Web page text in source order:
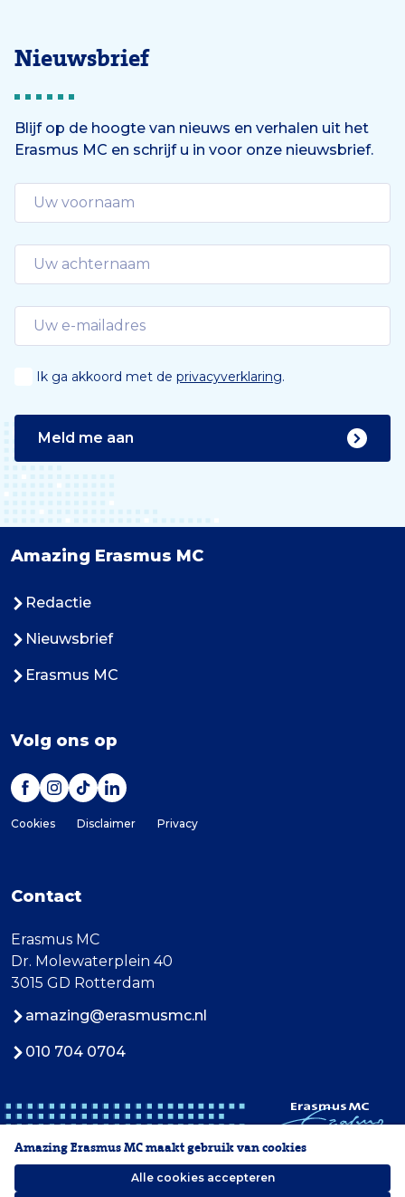
Nieuwsbrief
Blijf op de hoogte van nieuws en verhalen uit het
Erasmus MC en schrijf u in voor onze nieuwsbrief.
Ik ga akkoord met de privacyverklaring.
Meld me aan
Amazing Erasmus MC
Redactie
Nieuwsbrief
Erasmus MC
Volg ons op
Cookies Disclaimer Privacy
Contact
Erasmus MC
Dr. Molewaterplein 40
3015 GD Rotterdam
amazing@erasmusmc.nl
010 704 0704
Amazing Erasmus MC maakt gebruik van cookies
Alle cookies accepteren